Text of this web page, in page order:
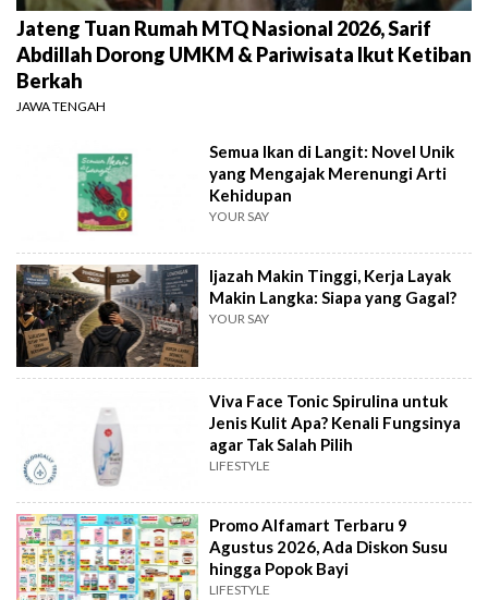
Jateng Tuan Rumah MTQ Nasional 2026, Sarif
Abdillah Dorong UMKM & Pariwisata Ikut Ketiban
Berkah
JAWA TENGAH
Semua Ikan di Langit: Novel Unik
yang Mengajak Merenungi Arti
Kehidupan
YOUR SAY
Ijazah Makin Tinggi, Kerja Layak
Makin Langka: Siapa yang Gagal?
YOUR SAY
Viva Face Tonic Spirulina untuk
Jenis Kulit Apa? Kenali Fungsinya
agar Tak Salah Pilih
LIFESTYLE
Promo Alfamart Terbaru 9
Agustus 2026, Ada Diskon Susu
hingga Popok Bayi
LIFESTYLE